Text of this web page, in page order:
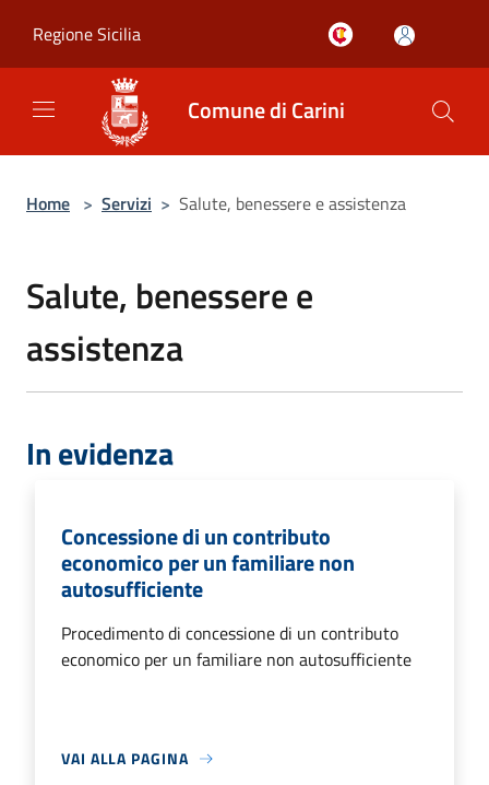
Regione Sicilia
Comune di Carini
Home > Servizi > Salute, benessere e assistenza
Salute, benessere e
assistenza
In evidenza
Concessione di un contributo
economico per un familiare non
autosufficiente
Procedimento di concessione di un contributo
economico per un familiare non autosufficiente
VAI ALLA PAGINA